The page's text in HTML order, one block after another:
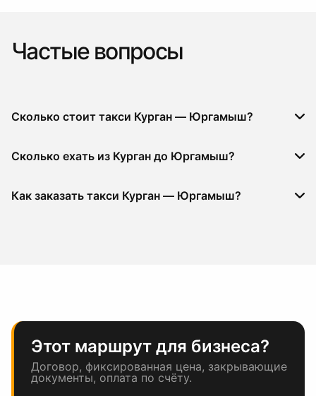
Частые вопросы
Сколько стоит такси Курган — Юргамыш?
Сколько ехать из Курган до Юргамыш?
Как заказать такси Курган — Юргамыш?
Этот маршрут для бизнеса?
Договор, фиксированная цена, закрывающие
документы, оплата по счёту.